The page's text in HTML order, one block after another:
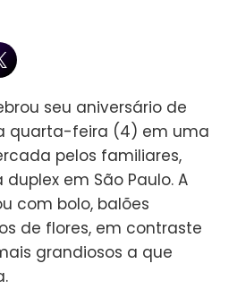
seu aniversário de
quarta-feira (4) em uma
pelos familiares,
em São Paulo. A
com bolo, balões
de flores, em contraste
grandiosos a que